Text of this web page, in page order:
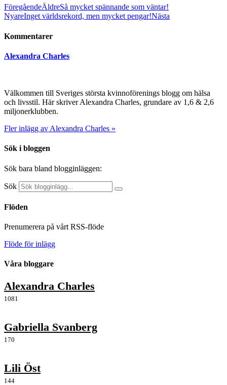
FöregåendeÄldreSå mycket spännande som väntar!
NyareInget världsrekord, men mycket pengar!Nästa
Kommentarer
Alexandra Charles
Välkommen till Sveriges största kvinnoförenings blogg om hälsa
och livsstil. Här skriver Alexandra Charles, grundare av 1,6 & 2,6
miljonerklubben.
Fler inlägg av Alexandra Charles »
Sök i bloggen
Sök bara bland blogginläggen:
Sök
Flöden
Prenumerera på vårt RSS-flöde
Flöde för inlägg
Våra bloggare
Alexandra Charles
1081
Gabriella Svanberg
170
Lili Öst
144